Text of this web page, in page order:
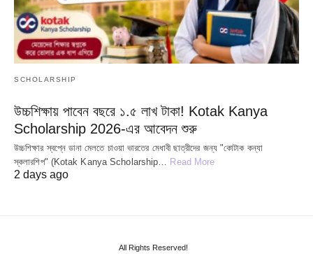
SCHOLARSHIP
উচ্চশিক্ষায় পাবেন বছরে ১.৫ লাখ টাকা! Kotak Kanya
Scholarship 2026-এর আবেদন শুরু
উচ্চশিক্ষার স্বপ্নে ডানা মেলতে চাওয়া ভারতের মেধাবী ছাত্রীদের জন্য "কোটাক কন্যা
স্কলারশিপ" (Kotak Kanya Scholarship… Read More
2 days ago
All Rights Reserved!